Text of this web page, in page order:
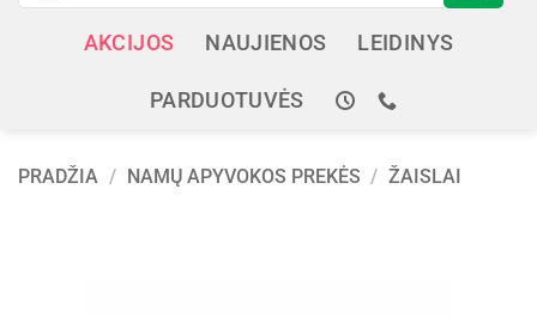
AKCIJOS NAUJIENOS LEIDINYS
PARDUOTUVĖS
PRADŽIA / NAMŲ APYVOKOS PREKĖS / ŽAISLAI